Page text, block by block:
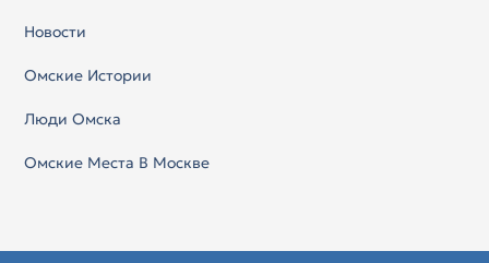
Новости
Омские Истории
Люди Омска
Омские Места В Москве